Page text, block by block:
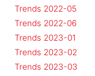
Trends 2022-05
Trends 2022-06
Trends 2023-01
Trends 2023-02
Trends 2023-03